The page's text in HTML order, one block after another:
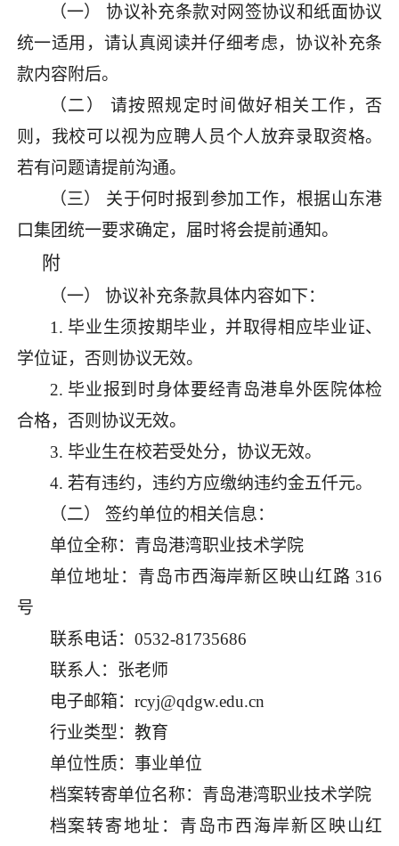
（一）协议补充条款对网签协议和纸面协议
统一适用，请认真阅读并仔细考虑，协议补充条
款内容附后。
（二） 请按照规定时间做好相关工作，否
则，我校可以视为应聘人员个人放弃录取资格。
若有问题请提前沟通。
（三） 关于何时报到参加工作，根据山东港
口集团统一要求确定，届 时将会提前通知。
附
（一） 协议补充条款具体内容如下：
1. 毕业生须按期毕业，并取得相应毕业证、
学位证，否则协议无效。
2. 毕业报到时身体要经青岛港阜外医院体检
合格，否则协议无效。
3. 毕业生在校若受处分，协议无效。
4. 若有违约，违约方应缴纳违约金五仟元。
（二） 签约单位的相关信息：
单位全称：青岛港湾职业技术学院
单位地址：青岛市西海岸新区映山红路 316
号
联系电话： 0532-81735686
联系人：张老师
电子邮箱： rcyj@qdgw.edu.cn
行业类型：教育
单位性质：事业单位
档案转寄单位名称： 青岛港湾职业技术学院
档案转寄地址：青岛市西海岸新区映山红